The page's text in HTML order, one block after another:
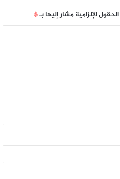
الحقول الإلزامية مشار إليها بـ*